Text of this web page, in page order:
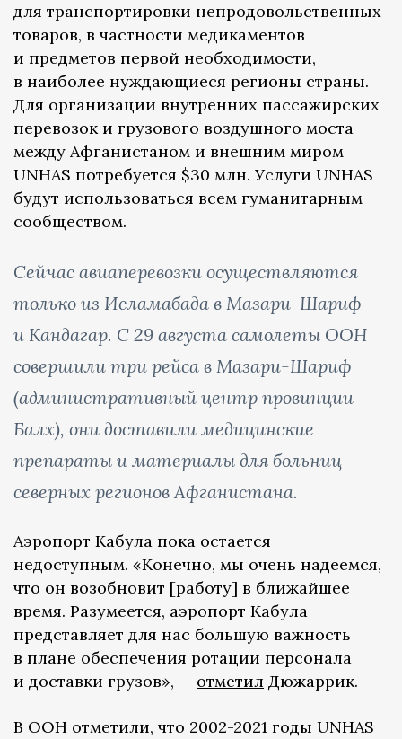
для транспортировки непродовольственных
товаров, в частности медикаментов
и предметов первой необходимости,
в наиболее нуждающиеся регионы страны.
Для организации внутренних пассажирских
перевозок и грузового воздушного моста
между Афганистаном и внешним миром
UNHAS потребуется $30 млн. Услуги UNHAS
будут использоваться всем гуманитарным
сообществом.
Сейчас авиаперевозки осуществляются
только из Исламабада в Мазари-Шариф
и Кандагар. С 29 августа самолеты ООН
совершили три рейса в Мазари-Шариф
(административный центр провинции
Балх), они доставили медицинские
препараты и материалы для больниц
северных регионов Афганистана.
Аэропорт Кабула пока остается
недоступным. «Конечно, мы очень надеемся,
что он возобновит [работу] в ближайшее
время. Разумеется, аэропорт Кабула
представляет для нас большую важность
в плане обеспечения ротации персонала
и доставки грузов», — отметил Дюжаррик.
В ООН отметили, что 2002-2021 годы UNHAS